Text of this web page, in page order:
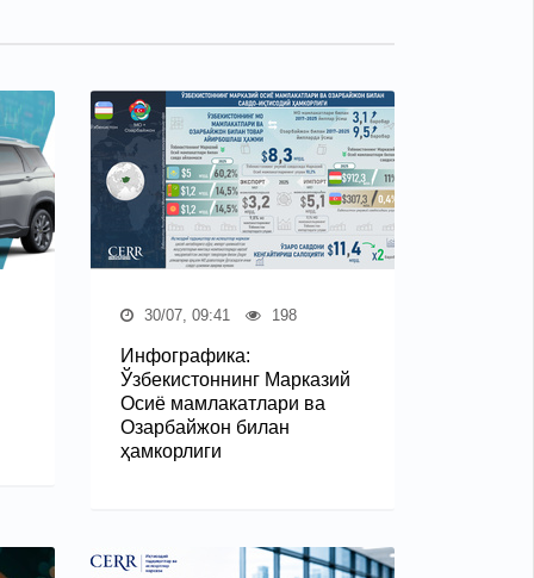
30/07, 09:41 198
Инфографика:
Ўзбекистоннинг Марказий
Осиё мамлакатлари ва
Озарбайжон билан
ҳамкорлиги